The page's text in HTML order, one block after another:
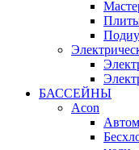
БАССЕЙНЫ
Acon